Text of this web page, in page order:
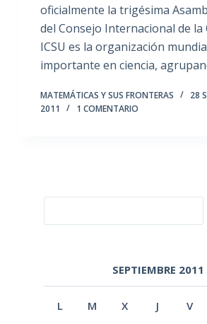
oficialmente la trigésima
del Consejo Internacional de la
ICSU es la organización
importante en ciencia,
MATEMÁTICAS Y SUS FRONTERAS
28
2011
1 COMENTARIO
SEPTIEMBRE 2011
L M X J V